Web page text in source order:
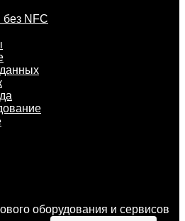
NFC
оборудования и сервисов